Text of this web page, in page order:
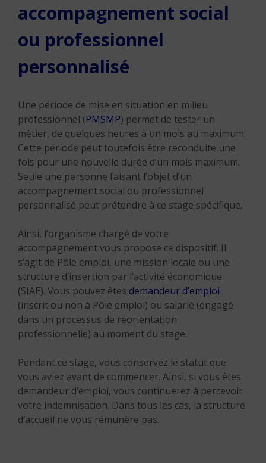
accompagnement social
ou professionnel
personnalisé
Une période de mise en situation en milieu
professionnel (PMSMP) permet de tester un
métier, de quelques heures à un mois au maximum.
Cette période peut toutefois être reconduite une
fois pour une nouvelle durée d’un mois maximum.
Seule une personne faisant l’objet d’un
accompagnement social ou professionnel
personnalisé peut prétendre à ce stage spécifique.
Ainsi, l’organisme chargé de votre
accompagnement vous propose ce dispositif. Il
s’agit de Pôle emploi, une mission locale ou une
structure d’insertion par l’activité économique
(SIAE). Vous pouvez êtes demandeur d’emploi
(inscrit ou non à Pôle emploi) ou salarié (engagé
dans un processus de réorientation
professionnelle) au moment du stage.
Pendant ce stage, vous conservez le statut que
vous aviez avant de commencer. Ainsi, si vous êtes
demandeur d’emploi, vous continuerez à percevoir
votre indemnisation. Dans tous les cas, la structure
d’accueil ne vous rémunère pas.